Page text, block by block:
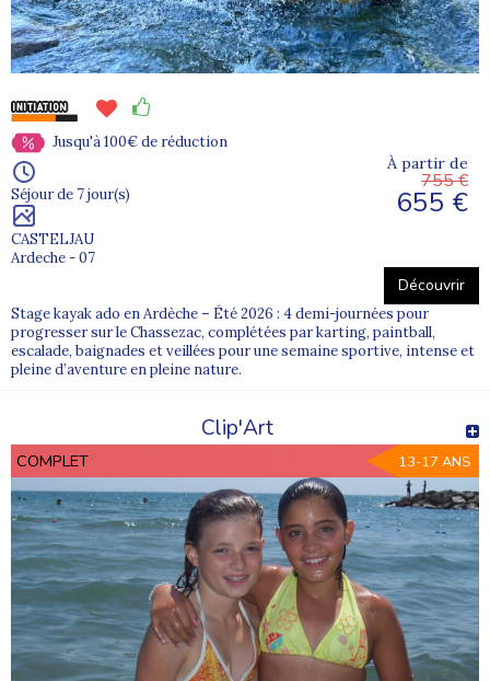
Jusqu'à 100€ de réduction
Séjour de 7 jour(s)
CASTELJAU
Ardeche - 07
À partir de
755 €
655 €
Découvrir
Stage kayak ado en Ardèche – Été 2026 : 4 demi-journées pour
progresser sur le Chassezac, complétées par karting, paintball,
escalade, baignades et veillées pour une semaine sportive, intense et
pleine d’aventure en pleine nature.
Clip'Art
COMPLET 13-17 ANS